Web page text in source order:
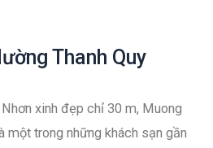
Thanh Quy
xinh đẹp chỉ 30 m, Muong
một trong những khách sạn gần